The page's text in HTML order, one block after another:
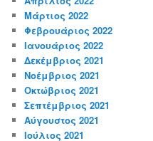
Μάρτιος 2022
Φεβρουάριος 2022
Ιανουάριος 2022
Δεκέμβριος 2021
Νοέμβριος 2021
Οκτώβριος 2021
Σεπτέμβριος 2021
Αύγουστος 2021
Ιούλιος 2021